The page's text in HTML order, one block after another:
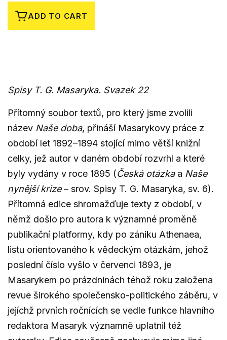
ADD TO CART
Spisy T. G. Masaryka. Svazek 22
Přítomný soubor textů, pro který jsme zvolili
název Naše doba, přináší Masarykovy práce z
období let 1892–1894 stojící mimo větší knižní
celky, jež autor v daném období rozvrhl a které
byly vydány v roce 1895 (Česká otázkaa Naše
nynější krize– srov. Spisy T. G. Masaryka, sv. 6).
Přítomná edice shromažďuje texty z období, v
němž došlo pro autora k významné proměně
publikační platformy, kdy po zániku Athenaea,
listu orientovaného k vědeckým otázkám, jehož
poslední číslo vyšlo v červenci 1893, je
Masarykem po prázdninách téhož roku založena
revue širokého společensko-politického záběru, v
jejíchž prvních ročnících se vedle funkce hlavního
redaktora Masaryk významně uplatnil též